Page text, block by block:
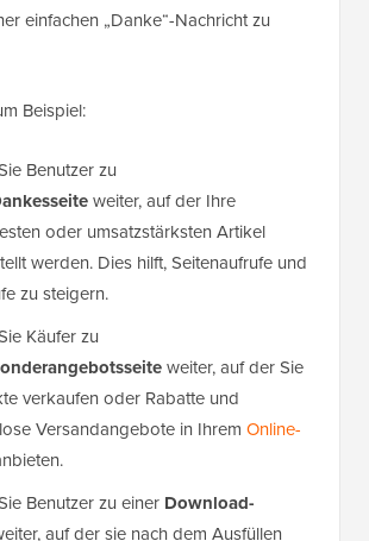
einfachen „Danke“-Nachricht zu
Beispiel:
Benutzer zu
weiter, auf der Ihre
oder umsatzstärksten Artikel
werden. Dies hilft, Seitenaufrufe und
zu steigern.
Käufer zu
weiter, auf der Sie
verkaufen oder Rabatte und
Versandangebote in Ihrem Online-
Benutzer zu einer Download-
auf der sie nach dem Ausfüllen